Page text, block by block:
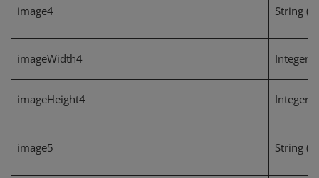
image4 String
imageWidth4 Integer
imageHeight4 Integer
image5 String